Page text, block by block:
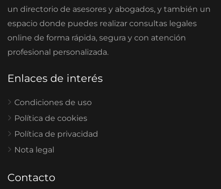
un directorio de asesores y abogados, y también un
espacio donde puedes realizar consultas legales
online de forma rápida, segura y con atención
profesional personalizada.
Enlaces de interés
Condiciones de uso
Política de cookies
Política de privacidad
Nota legal
Contacto